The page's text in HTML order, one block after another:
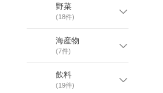
野菜
(18件)
海産物
(7件)
飲料
(19件)